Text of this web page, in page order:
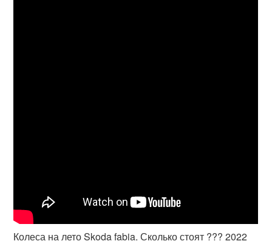
Колеса на лето Skoda fabia. Сколько стоят ??? 2022